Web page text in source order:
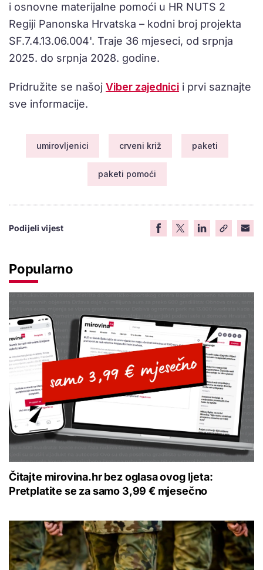
i osnovne materijalne pomoći u HR NUTS 2
Regiji Panonska Hrvatska – kodni broj projekta
SF.7.4.13.06.004'. Traje 36 mjeseci, od srpnja
2025. do srpnja 2028. godine.
Pridružite se našoj Viber zajednici i prvi saznajte
sve informacije.
umirovljenici crveni križ paketi
paketi pomoći
Podijeli vijest
Popularno
Čitajte mirovina.hr bez oglasa ovog ljeta:
Pretplatite se za samo 3,99 € mjesečno